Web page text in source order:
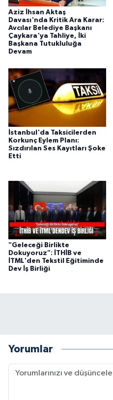
Aziz İhsan Aktaş
Davası'nda Kritik Ara Karar:
Avcılar Belediye Başkanı
Çaykara'ya Tahliye, İki
Başkana Tutukluluğa
Devam
İstanbul'da Taksicilerden
Korkunç Eylem Planı:
Sızdırılan Ses Kayıtları Şoke
Etti
"Geleceği Birlikte
Dokuyoruz": İTHİB ve
İTML'den Tekstil Eğitiminde
Dev İş Birliği
Yorumlar